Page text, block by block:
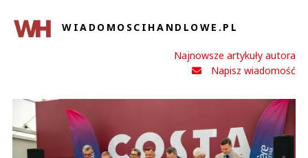
WIADOMOSCIHANDLOWE.PL
Najnowsze artykuły autora
Napisz wiadomość